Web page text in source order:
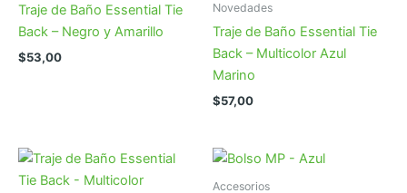
Traje de Baño Essential Tie
Back – Negro y Amarillo
$53,00
Novedades
Traje de Baño Essential Tie
Back – Multicolor Azul
Marino
$57,00
Accesorios